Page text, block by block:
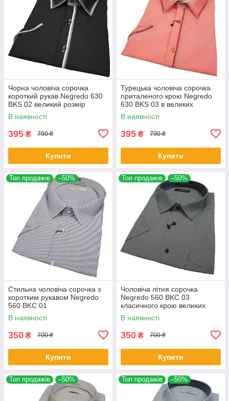
Чорна чоловіча сорочка
короткий рукав Negredo 630
BKS 02 великий розмір
В наявності
395 ₴ 790 ₴
Купити
Турецька чоловіча сорочка
приталеного крою Negredo
630 BKS 03 в великих
розмірах
В наявності
395 ₴ 790 ₴
Купити
Топ продажів –50%
Стильна чоловіча сорочка з
коротким рукавом Negredo
560 BKC 01
В наявності
350 ₴ 700 ₴
Купити
Топ продажів –50%
Чоловіча літня сорочка
Negredo 560 BKC 03
класичного крою великих
розмірів
В наявності
350 ₴ 700 ₴
Купити
Топ продажів –50% Топ продажів –50%